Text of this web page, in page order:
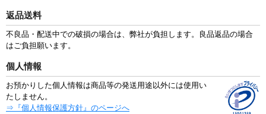
返品送料
不良品・配送中での破損の場合は、弊社が負担します。良品返品の場合
はご負担願います。
個人情報
お預かりした個人情報は商品等の発送用途以外には使用い
たしません。
⇒『個人情報保護方針』のページへ